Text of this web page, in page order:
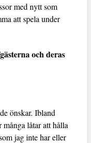
med nytt som
att spela under
och deras
önskar. Ibland
låtar att hålla
jag inte har eller